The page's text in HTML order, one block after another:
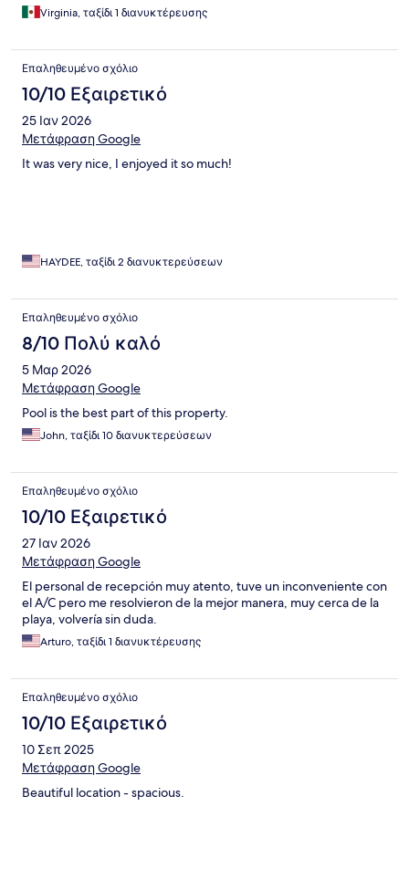
Virginia, ταξίδι 1 διανυκτέρευσης
Επαληθευμένο σχόλιο
10/10 Εξαιρετικό
25 Ιαν 2026
Μετάφραση Google
It was very nice, I enjoyed it so much!
HAYDEE, ταξίδι 2 διανυκτερεύσεων
Επαληθευμένο σχόλιο
8/10 Πολύ καλό
5 Μαρ 2026
Μετάφραση Google
Pool is the best part of this property.
John, ταξίδι 10 διανυκτερεύσεων
Επαληθευμένο σχόλιο
10/10 Εξαιρετικό
27 Ιαν 2026
Μετάφραση Google
El personal de recepción muy atento, tuve un inconveniente con
el A/C pero me resolvieron de la mejor manera, muy cerca de la
playa, volvería sin duda.
Arturo, ταξίδι 1 διανυκτέρευσης
Επαληθευμένο σχόλιο
10/10 Εξαιρετικό
10 Σεπ 2025
Μετάφραση Google
Beautiful location - spacious.